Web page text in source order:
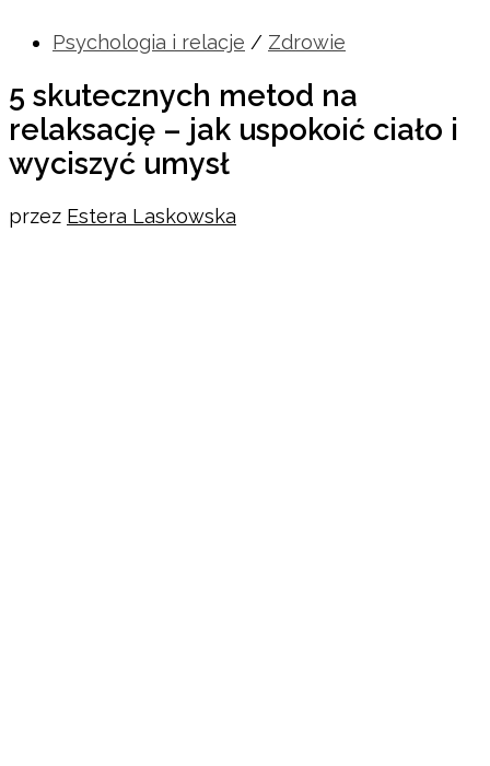
Psychologia i relacje / Zdrowie
5 skutecznych metod na
relaksację – jak uspokoić ciało i
wyciszyć umysł
przez Estera Laskowska